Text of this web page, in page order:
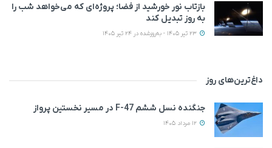
بازتاب نور خورشید از فضا؛ پروژه‌ای که می‌خواهد شب را
به روز تبدیل کند
داغ‌ترین‌های روز
جنگنده نسل ششم F-47 در مسیر نخستین پرواز